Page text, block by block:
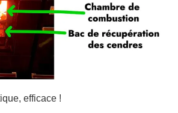
efficace !